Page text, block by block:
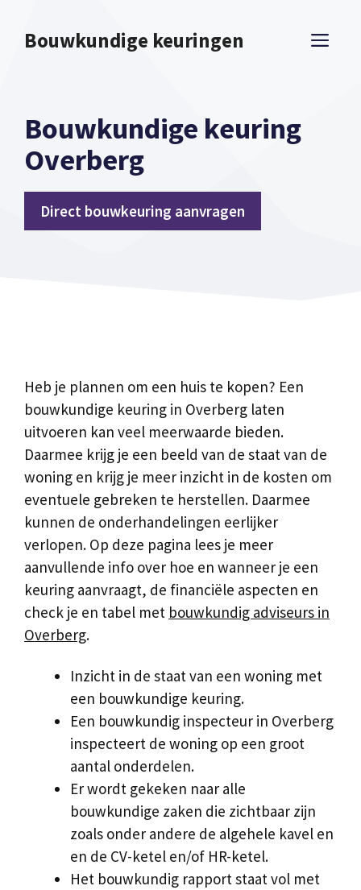
naarBouwkundige keuringen
Bouwkundige keuring
Overberg
Direct bouwkeuring aanvragen
Heb je plannen om een huis te kopen? Een
bouwkundige keuring in Overberg laten
uitvoeren kan veel meerwaarde bieden.
Daarmee krijg je een beeld van de staat van de
woning en krijg je meer inzicht in de kosten om
eventuele gebreken te herstellen. Daarmee
kunnen de onderhandelingen eerlijker
verlopen. Op deze pagina lees je meer
aanvullende info over hoe en wanneer je een
keuring aanvraagt, de financiële aspecten en
check je en tabel met bouwkundig adviseurs in
Overberg.
Inzicht in de staat van een woning met
een bouwkundige keuring.
Een bouwkundig inspecteur in Overberg
inspecteert de woning op een groot
aantal onderdelen.
Er wordt gekeken naar alle
bouwkundige zaken die zichtbaar zijn
zoals onder andere de algehele kavel en
en de CV-ketel en/of HR-ketel.
Het bouwkundig rapport staat vol met